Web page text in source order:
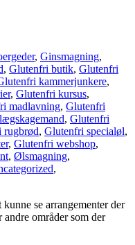
, Ginsmagning,
, Glutenfri butik, Glutenfri
kammerjunkere,
, Glutenfri kursus,
madlavning, Glutenfri
, Glutenfri
rugbrød, Glutenfri specialøl,
, Glutenfri webshop,
, Ølsmagning,
,
se arrangementer der
områder som der